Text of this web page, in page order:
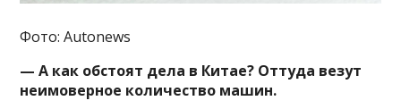
Фото: Autonews
— А как обстоят дела в Китае? Оттуда везут
неимоверное количество машин.